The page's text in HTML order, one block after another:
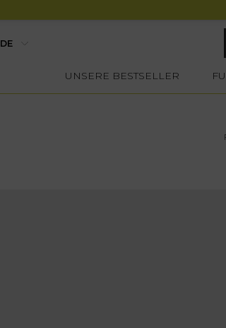
UNSERE BESTSELLER